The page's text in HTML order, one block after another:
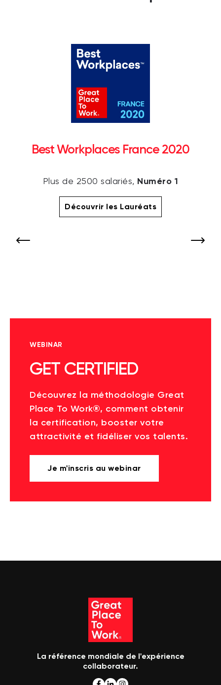
Best Workplaces France 2020
Plus de 2500 salariés, Numéro 1
Découvrir les Lauréats
WEBINAR
GET CERTIFIED
Découvrez la méthodologie Great
Place To Work®, comment obtenir
la certification, booster votre
attractivité et fidéliser vos talents.
Je m'inscris au webinar
La référence mondiale de l'expérience
collaborateur.